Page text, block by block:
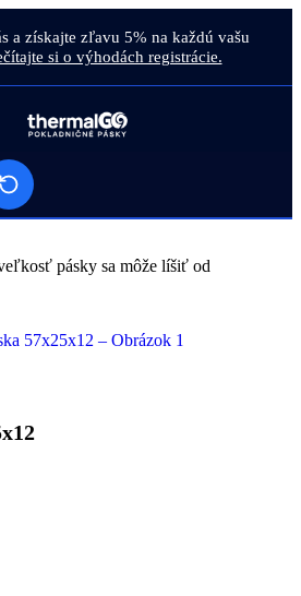
a získajte zľavu 5% na každú vašu
si o výhodách registrácie.
pásky sa môže líšiť od